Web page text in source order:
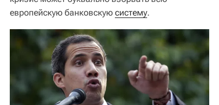
европейскую банковскуюсистему.